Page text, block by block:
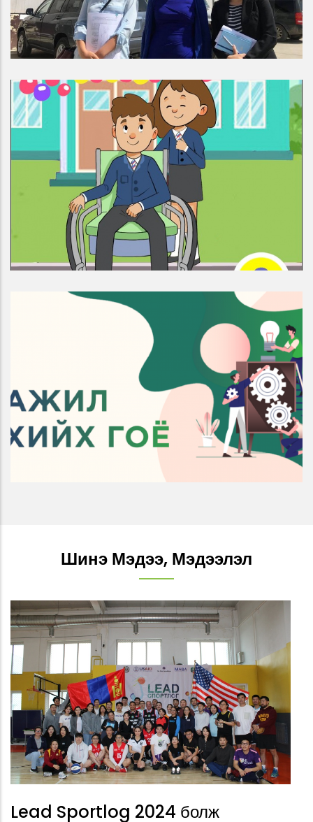
“Агаарын бохирдлыг бууруулах” төсөл
БАЙГАЛЬ ОРЧИН, ХОТЖИЛТ
“Монголд тэгш хамруулах боловсролын
тогтолцоог бэхжүүлэх нь” төсөл
АЖИЛГҮЙДЭЛ, ЯДУУРАЛ
“Ажил хийх гоё” төсөл
Шинэ Мэдээ, Мэдээлэл
Lead Sportlog 2024 болж